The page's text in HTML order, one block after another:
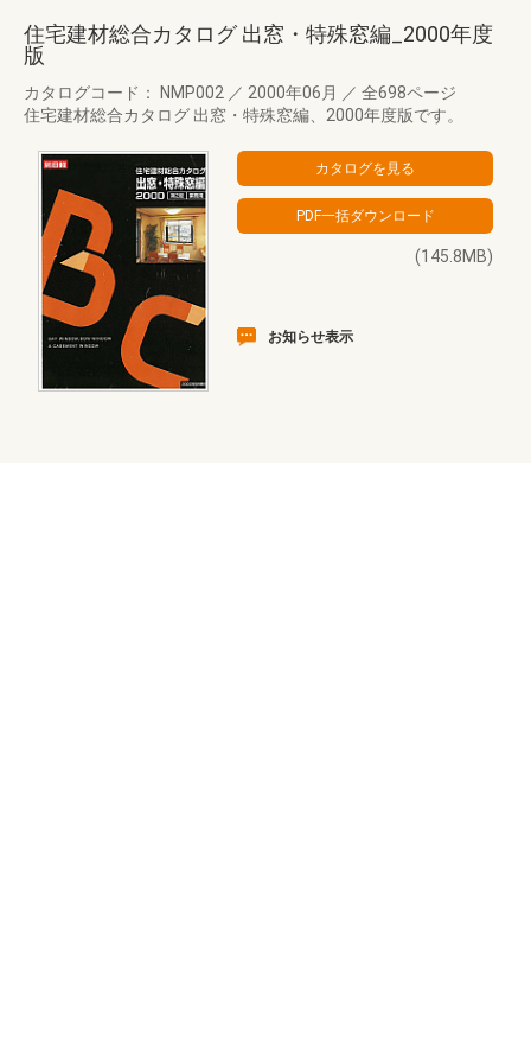
住宅建材総合カタログ 出窓・特殊窓編_2000年度
版
カタログコード： NMP002 ／ 2000年06月 ／ 全698ページ
住宅建材総合カタログ 出窓・特殊窓編、2000年度版です。
(145.8MB)
お知らせ表示